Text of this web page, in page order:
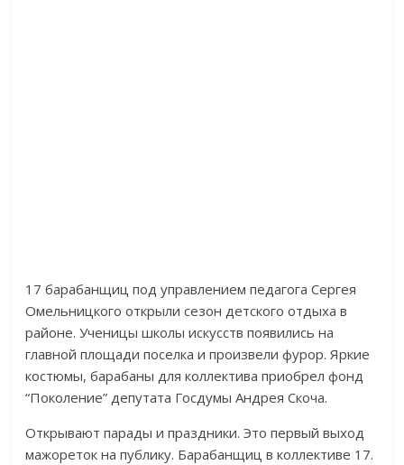
17 барабанщиц под управлением педагога Сергея
Омельницкого открыли сезон детского отдыха в
районе. Ученицы школы искусств появились на
главной площади поселка и произвели фурор. Яркие
костюмы, барабаны для коллектива приобрел фонд
“Поколение” депутата Госдумы Андрея Скоча.
Открывают парады и праздники. Это первый выход
мажореток на публику. Барабанщиц в коллективе 17.